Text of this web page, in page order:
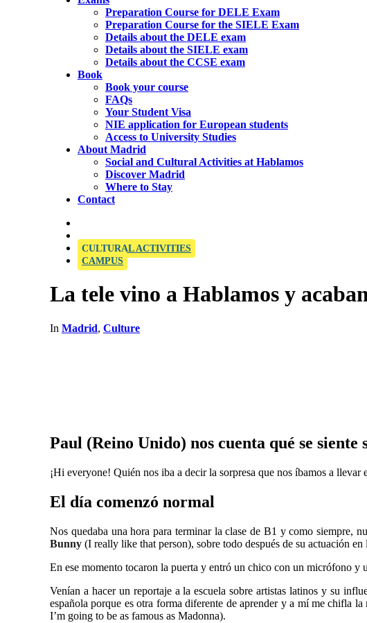
Preparation Course for DELE Exam
Preparation Course for the SIELE Exam
Details about the DELE exam
Details about the SIELE exam
Details about the CCSE exam
Book
Book your course
FAQs
Your Student Visa
NIE application for European students
Access to University Studies
About Madrid
Social and Cultural Activities at Hablamos
Discover Madrid
Where to Stay
Contact
CULTURAL ACTIVITIES
CAMPUS
La tele vino a Hablamos y
In Madrid, Culture
Paul (Reino Unido) nos cuenta qué se
¡Hi everyone! Quién nos iba a decir la sorpresa que nos íbamos a llevar
El día comenzó normal
Nos quedaba una hora para terminar la clase de B1 y como siempre,
Bunny (I really like that person), sobre todo después de su actuación en
En ese momento tocaron la puerta y entró un chico con un micrófono y
Venían a hacer un reportaje a la escuela sobre artistas latinos y su
española porque es otra forma diferente de aprender y a mí me chifla
I’m going to be as famous as Madonna).